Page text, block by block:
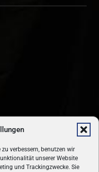
verbessern, benutzen wir
unserer Website
und Trackingzwecke. Sie